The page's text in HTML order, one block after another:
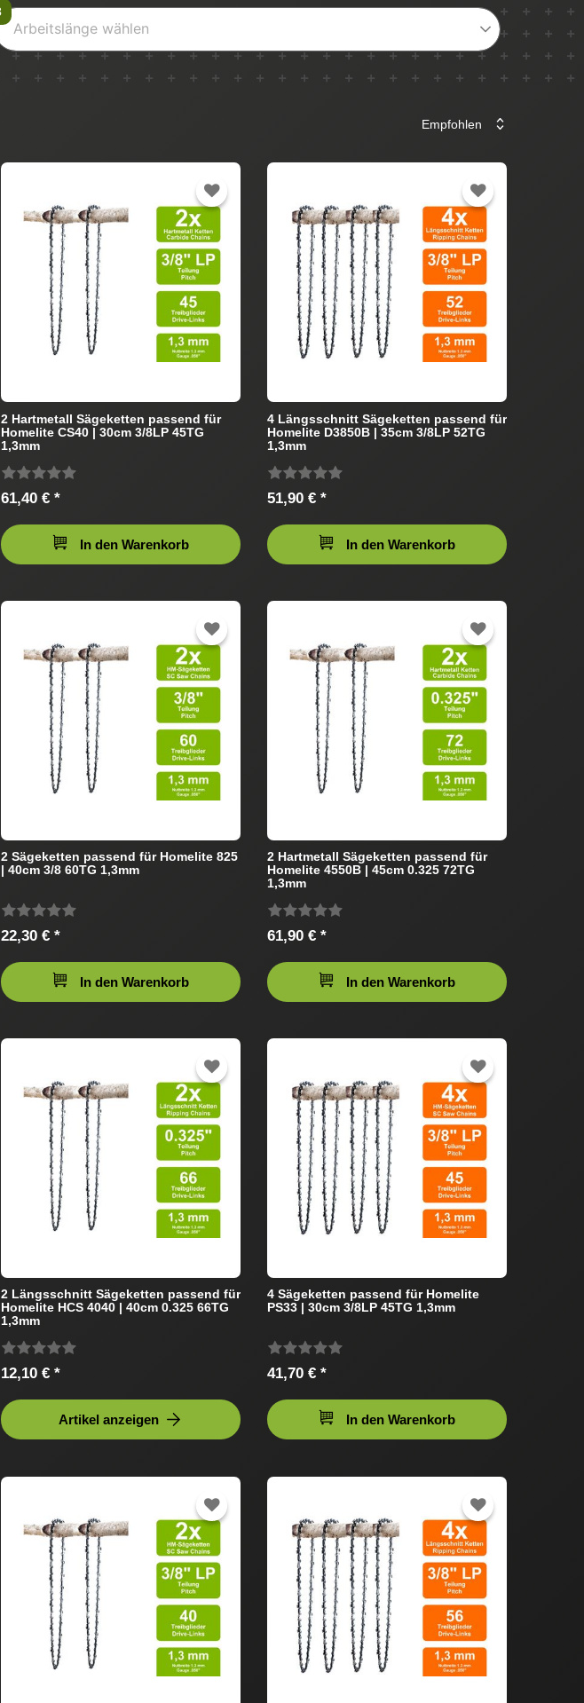
Arbeitslänge wählen
2 Hartmetall Sägeketten passend für
Homelite CS40 | 30cm 3/8LP 45TG
1,3mm
61,40 € *
In den Warenkorb
4 Längsschnitt Sägeketten passend für
Homelite D3850B | 35cm 3/8LP 52TG
1,3mm
51,90 € *
In den Warenkorb
2 Sägeketten passend für Homelite 825
| 40cm 3/8 60TG 1,3mm
22,30 € *
In den Warenkorb
2 Hartmetall Sägeketten passend für
Homelite 4550B | 45cm 0.325 72TG
1,3mm
61,90 € *
In den Warenkorb
2 Längsschnitt Sägeketten passend für
Homelite HCS 4040 | 40cm 0.325 66TG
1,3mm
12,10 € *
Artikel anzeigen
4 Sägeketten passend für Homelite
PS33 | 30cm 3/8LP 45TG 1,3mm
41,70 € *
In den Warenkorb